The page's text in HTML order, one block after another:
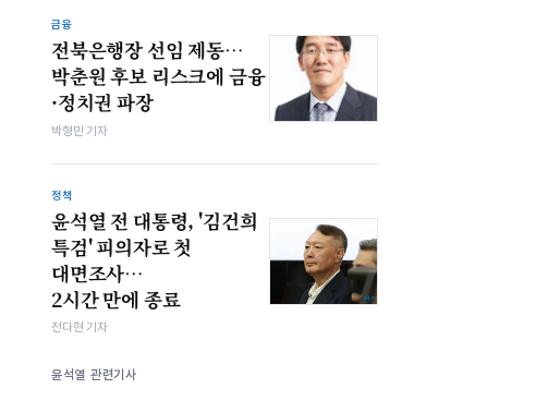
금융
전북은행장 선임 제동…
박춘원 후보 리스크에 금융
·정치권 파장
박형민 기자
정책
윤석열 전 대통령, '김건희
특검' 피의자로 첫
대면조사…
2시간 만에 종료
전다현 기자
윤석열 관련기사